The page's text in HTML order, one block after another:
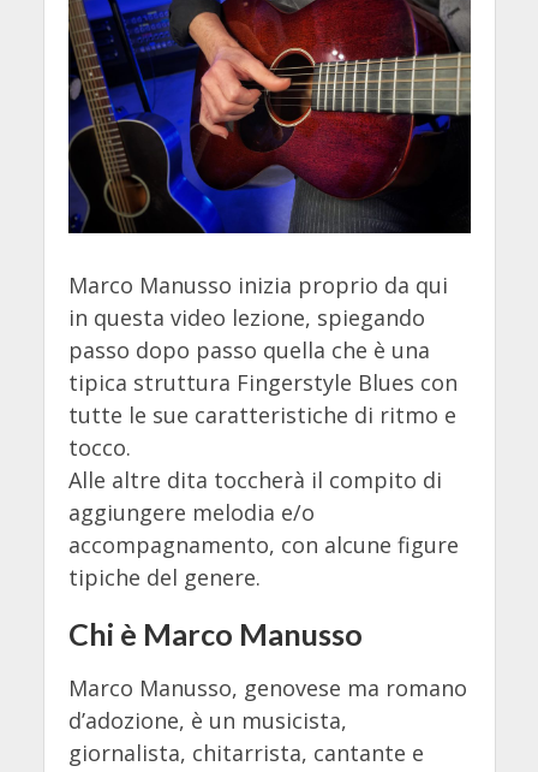
Marco Manusso inizia proprio da qui
in questa video lezione, spiegando
passo dopo passo quella che è una
tipica struttura Fingerstyle Blues con
tutte le sue caratteristiche di ritmo e
tocco.
Alle altre dita toccherà il compito di
aggiungere melodia e/o
accompagnamento, con alcune figure
tipiche del genere.
Chi è Marco Manusso
Marco Manusso, genovese ma romano
d’adozione, è un musicista,
giornalista, chitarrista, cantante e